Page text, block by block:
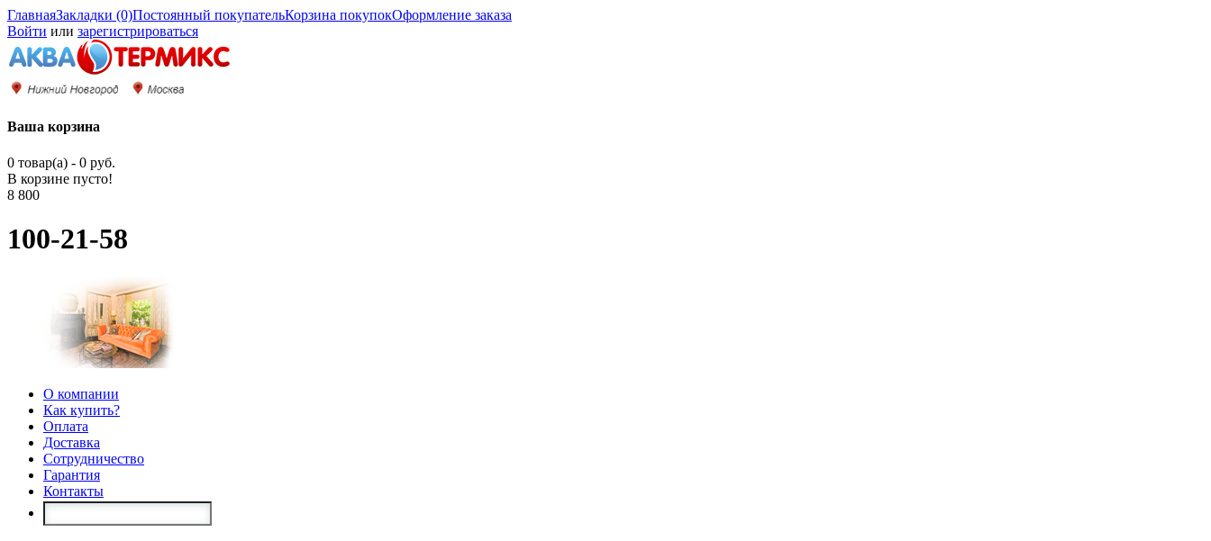
ГлавнаяЗакладки (0)Постоянный покупательКорзина покупокОформление заказа
Войти или зарегистрироваться
Ваша корзина
0 товар(а) - 0 руб.
В корзине пусто!
8 800
100-21-58
О компании
Как купить?
Оплата
Доставка
Сотрудничество
Гарантия
Контакты